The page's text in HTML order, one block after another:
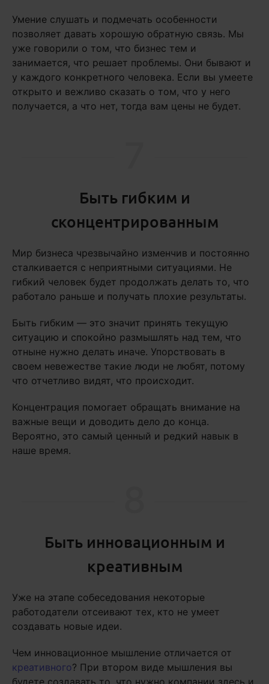
Умение слушать и подмечать особенности
позволяет давать хорошую обратную связь. Мы
уже говорили о том, что бизнес тем и
занимается, что решает проблемы. Они бывают и
у каждого конкретного человека. Если вы умеете
открыто и вежливо сказать о том, что у него
получается, а что нет, тогда вам цены не будет.
Быть гибким и
сконцентрированным
Мир бизнеса чрезвычайно изменчив и постоянно
сталкивается с неприятными ситуациями. Не
гибкий человек будет продолжать делать то, что
работало раньше и получать плохие результаты.
Быть гибким — это значит принять текущую
ситуацию и спокойно размышлять над тем, что
отныне нужно делать иначе. Упорствовать в
своем невежестве такие люди не любят, потому
что отчетливо видят, что происходит.
Концентрация помогает обращать внимание на
важные вещи и доводить дело до конца.
Вероятно, это самый ценный и редкий навык в
наше время.
Быть инновационным и
креативным
Уже на этапе собеседования некоторые
работодатели отсеивают тех, кто не умеет
создавать новые идеи.
Чем инновационное мышление отличается от
креативного? При втором виде мышления вы